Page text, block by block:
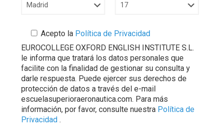
Acepto la Política de Privacidad
EUROCOLLEGE OXFORD ENGLISH INSTITUTE S.L.
le informa que tratará los datos personales que
facilite con la finalidad de gestionar su consulta y
darle respuesta. Puede ejercer sus derechos de
protección de datos a través del e-mail
escuelasuperioraeronautica.com. Para más
información, por favor, consulte nuestra Política de
Privacidad .